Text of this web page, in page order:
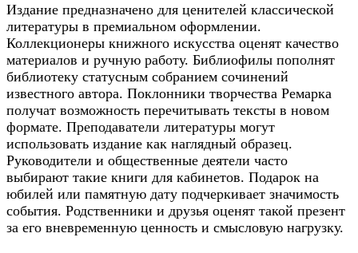
Издание предназначено для ценителей классической
литературы в премиальном оформлении.
Коллекционеры книжного искусства оценят качество
материалов и ручную работу. Библиофилы пополнят
библиотеку статусным собранием сочинений
известного автора. Поклонники творчества Ремарка
получат возможность перечитывать тексты в новом
формате. Преподаватели литературы могут
использовать издание как наглядный образец.
Руководители и общественные деятели часто
выбирают такие книги для кабинетов. Подарок на
юбилей или памятную дату подчеркивает значимость
события. Родственники и друзья оценят такой презент
за его вневременную ценность и смысловую нагрузку.